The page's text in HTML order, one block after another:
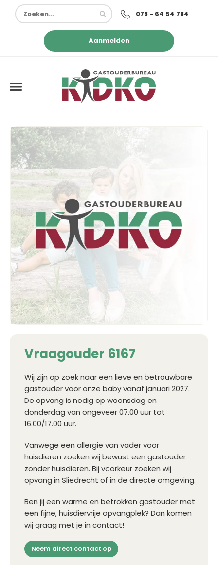
078 - 64 54 784
Aanmelden
Vraagouder 6167
Wij zijn op zoek naar een lieve en betrouwbare
gastouder voor onze baby vanaf januari 2027.
De opvang is nodig op woensdag en
donderdag van ongeveer 07.00 uur tot
16.00/17.00 uur.
Vanwege een allergie van vader voor
huisdieren zoeken wij bewust een gastouder
zonder huisdieren. Bij voorkeur zoeken wij
opvang in Sliedrecht of in de directe omgeving.
Ben jij een warme en betrokken gastouder met
een fijne, huisdiervrije opvangplek? Dan komen
wij graag met je in contact!
Neem direct contact op